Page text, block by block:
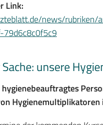
Link:
news/
unsere